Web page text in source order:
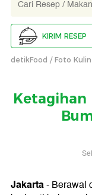
KIRIM RESEP
detikFood Foto
Ketagihan
Jakarta- Berawal